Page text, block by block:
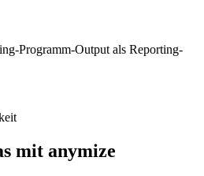
Programm-Output als Reporting-
mit anymize